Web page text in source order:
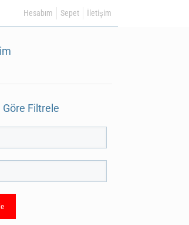
Hesabım Sepet İletişim
Göre Filtrele